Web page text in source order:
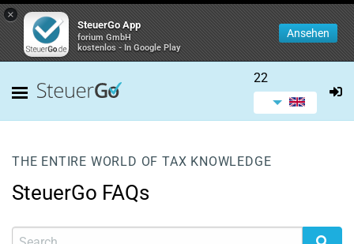
×
SteuerGo App
forium GmbH
kostenlos - In Google Play
Ansehen
22
THE ENTIRE WORLD OF TAX KNOWLEDGE
SteuerGo FAQs